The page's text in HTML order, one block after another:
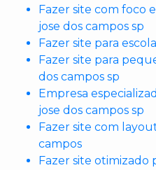
Fazer site com foco
jose dos campos sp
Fazer site para
Fazer site para
dos campos sp
Empresa
jose dos campos sp
Fazer site com
campos
Fazer site otimizado